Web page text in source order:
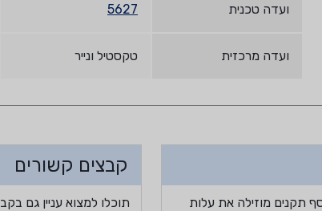
ועדה טכנית 5627
ועדה מרכזית טקסטיל ונייר
תקנים מוזילה את עלות
קבצים קשורים
תוכלו למצוא עניין גם